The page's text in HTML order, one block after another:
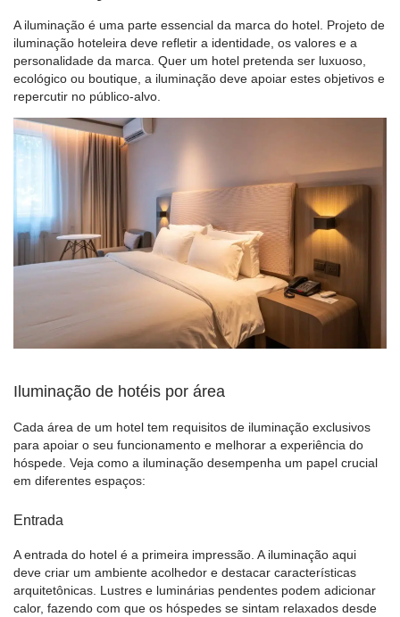
A iluminação é uma parte essencial da marca do hotel. Projeto de
iluminação hoteleira deve refletir a identidade, os valores e a
personalidade da marca. Quer um hotel pretenda ser luxuoso,
ecológico ou boutique, a iluminação deve apoiar estes objetivos e
repercutir no público-alvo.
Iluminação de hotéis por área
Cada área de um hotel tem requisitos de iluminação exclusivos
para apoiar o seu funcionamento e melhorar a experiência do
hóspede. Veja como a iluminação desempenha um papel crucial
em diferentes espaços:
Entrada
A entrada do hotel é a primeira impressão. A iluminação aqui
deve criar um ambiente acolhedor e destacar características
arquitetônicas. Lustres e luminárias pendentes podem adicionar
calor, fazendo com que os hóspedes se sintam relaxados desde